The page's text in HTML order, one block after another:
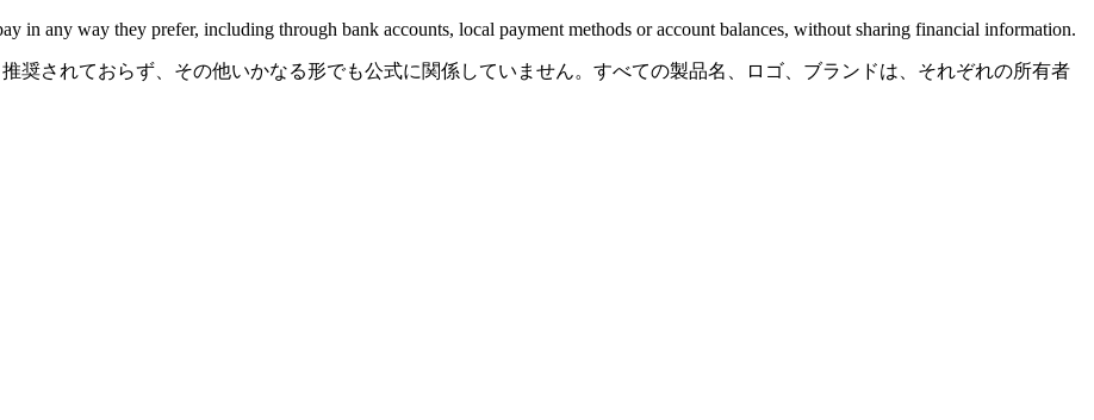
in any way they prefer, including through bank accounts, local payment methods or account balances, without sharing financial information.
推奨されておらず、その他いかなる形でも公式に関係していません。すべての製品名、ロゴ、ブランドは、それぞれの所有者